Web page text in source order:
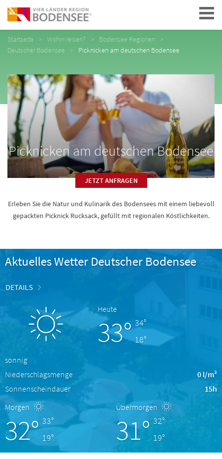
Navigation
Startseite Wohin reisen?
Bodensee Regionen
Deutscher Bodensee
Picknicken am deutschen Bodensee
Picknicken am deutschen Bodensee
JETZT ANFRAGEN
Erleben Sie die Natur und Kulinarik des Bodensees mit einem liebevoll
gepackten Picknick Rucksack, gefüllt mit regionalen Köstlichkeiten.
Aktuelles Wetter Deutscher Bodensee
DETAILS
Heute
33° 34°
18°
sonnig
Niederschlagsmenge
0 l/m²
Sonnenscheindauer
15h
Morgen
32° 33°
19°
Übermorgen
31° 32°
19°